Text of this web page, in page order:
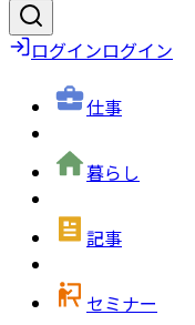
ログインログイン
仕事
暮らし
記事
セミナー